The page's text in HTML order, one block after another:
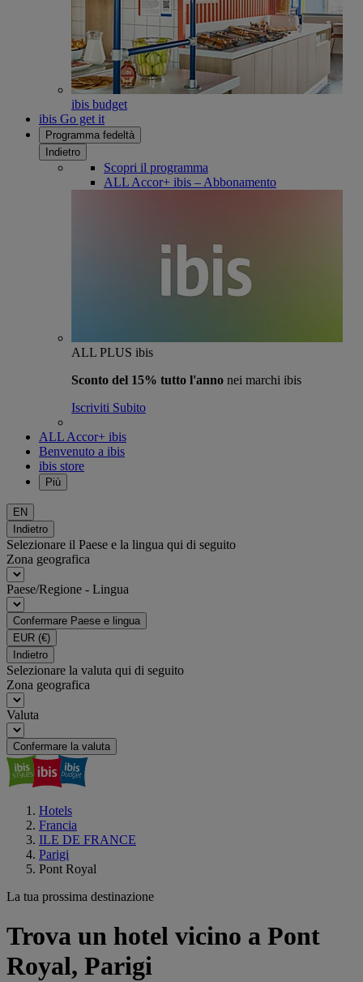
ibis budget
ibis Go get it
Programma fedeltà
Indietro
Scopri il programma
ALL Accor+ ibis – Abbonamento
ALL PLUS ibis
Sconto del 15% tutto l'anno nei marchi ibis
Iscriviti Subito
ALL Accor+ ibis
Benvenuto a ibis
ibis store
Più
EN
Indietro
Selezionare il Paese e la lingua qui di seguito
Zona geografica
Paese/Regione - Lingua
Confermare Paese e lingua
EUR (€)
Indietro
Selezionare la valuta qui di seguito
Zona geografica
Valuta
Confermare la valuta
Hotels
Francia
ILE DE FRANCE
Parigi
Pont Royal
La tua prossima destinazione
Trova un hotel vicino a Pont
Royal, Parigi